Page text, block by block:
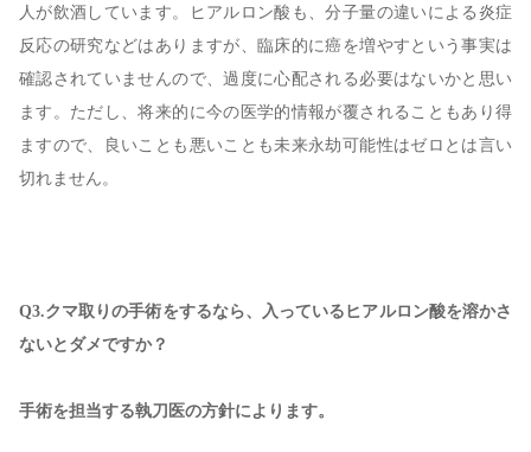
人が飲酒しています。ヒアルロン酸も、分子量の違いによる炎症
反応の研究などはありますが、臨床的に癌を増やすという事実は
確認されていませんので、過度に心配される必要はないかと思い
ます。ただし、将来的に今の医学的情報が覆されることもあり得
ますので、良いことも悪いことも未来永劫可能性はゼロとは言い
切れません。
Q3.クマ取りの手術をするなら、入っているヒアルロン酸を溶かさ
ないとダメですか？
手術を担当する執刀医の方針によります。